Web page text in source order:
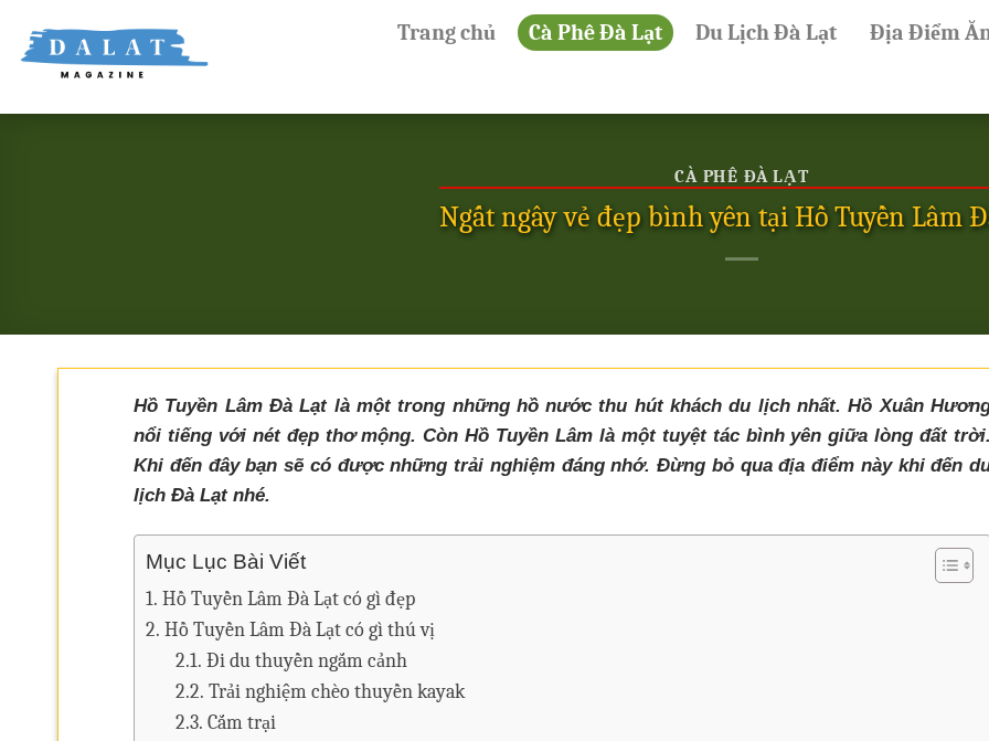
content
Trang chủ Cà Phê Đà Lạt Du Lịch Đà Lạt Địa Điểm
CÀ PHÊ ĐÀ LẠT
Ngất ngây vẻ đẹp bình yên tại Hồ Tuyền Lâm
Hồ Tuyền Lâm Đà Lạt là một trong những hồ nước thu hút khách du lịch nhất. Hồ Xuân
nổi tiếng với nét đẹp thơ mộng. Còn Hồ Tuyền Lâm là một tuyệt tác bình yên giữa lòng đất trời.
Khi đến đây bạn sẽ có được những trải nghiệm đáng nhớ. Đừng bỏ qua địa điểm này khi đến
lịch Đà Lạt nhé.
Mục Lục Bài Viết
Hồ Tuyền Lâm Đà Lạt có gì đẹp
Hồ Tuyền Lâm Đà Lạt có gì thú vị
Đi du thuyền ngắm cảnh
Trải nghiệm chèo thuyền kayak
Cắm trại